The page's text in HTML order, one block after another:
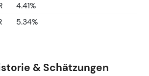
4.41%
5.34%
& Schätzungen